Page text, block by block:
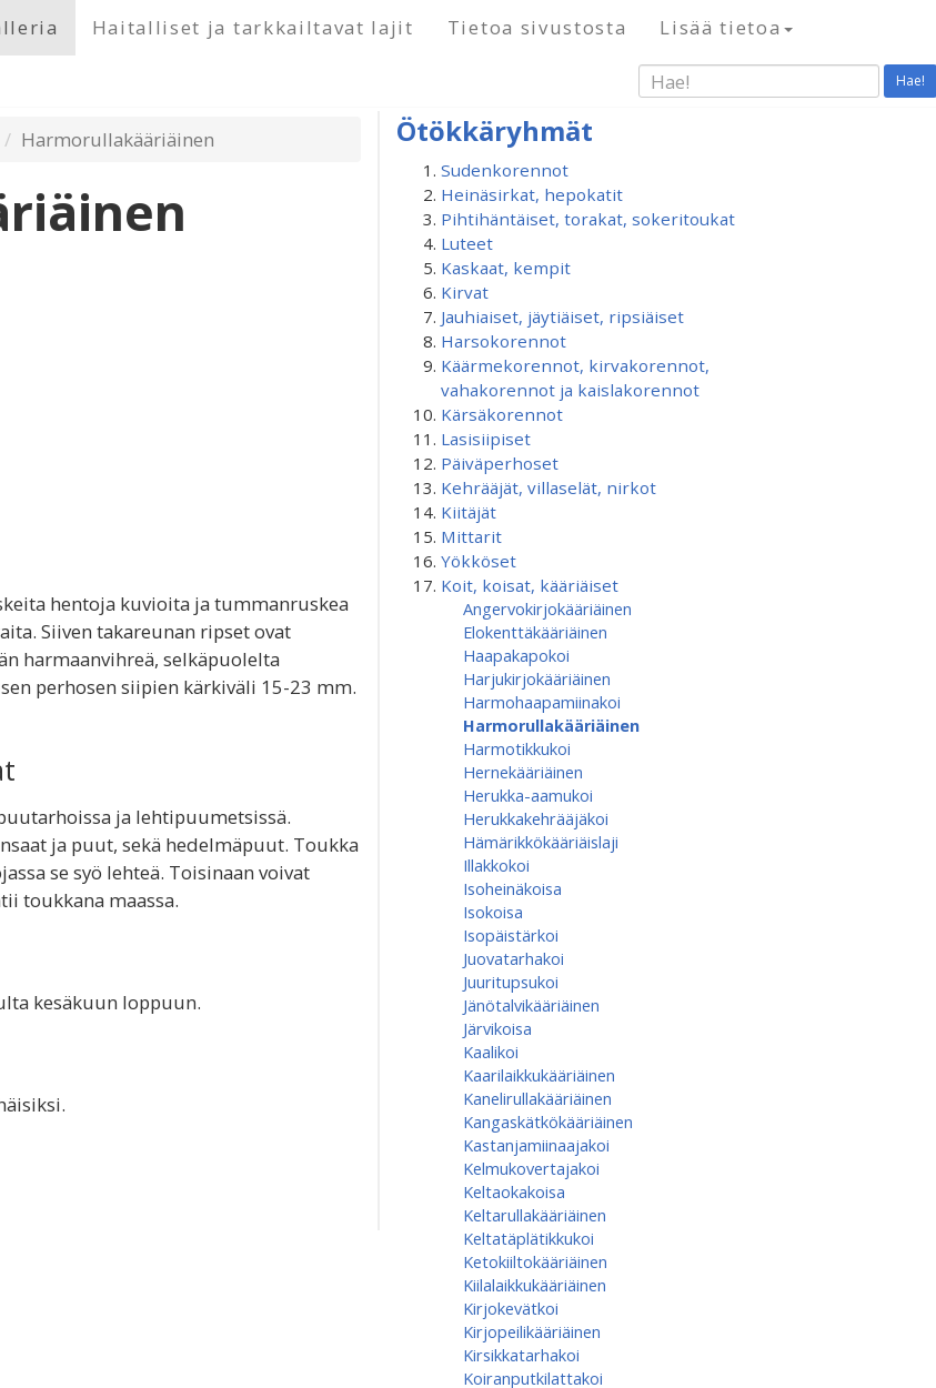
Haitalliset ja tarkkailtavat lajit Tietoa sivustosta Lisää tietoa
Hae!
Harmorullakääriäinen
hentoja kuvioita ja tummanruskea
Siiven takareunan ripset ovat
harmaanvihreä, selkäpuolelta
perhosen siipien kärkiväli 15-23 mm.
ja lehtipuumetsissä.
ja puut, sekä hedelmäpuut. Toukka
se syö lehteä. Toisinaan voivat
toukkana maassa.
kesäkuun loppuun.
Ötökkäryhmät
Sudenkorennot
Heinäsirkat, hepokatit
Pihtihäntäiset, torakat, sokeritoukat
Luteet
Kaskaat, kempit
Kirvat
Jauhiaiset, jäytiäiset, ripsiäiset
Harsokorennot
Käärmekorennot, kirvakorennot,
vahakorennot ja kaislakorennot
Kärsäkorennot
Lasisiipiset
Päiväperhoset
Kehrääjät, villaselät, nirkot
Kiitäjät
Mittarit
Yökköset
Koit, koisat, kääriäiset
Angervokirjokääriäinen
Elokenttäkääriäinen
Haapakapokoi
Harjukirjokääriäinen
Harmohaapamiinakoi
Harmorullakääriäinen
Harmotikkukoi
Hernekääriäinen
Herukka-aamukoi
Herukkakehrääjäkoi
Hämärikkökääriäislaji
Illakkokoi
Isoheinäkoisa
Isokoisa
Isopäistärkoi
Juovatarhakoi
Juuritupsukoi
Jänötalvikääriäinen
Järvikoisa
Kaalikoi
Kaarilaikkukääriäinen
Kanelirullakääriäinen
Kangaskätkökääriäinen
Kastanjamiinaajakoi
Kelmukovertajakoi
Keltaokakoisa
Keltarullakääriäinen
Keltatäplätikkukoi
Ketokiiltokääriäinen
Kiilalaikkukääriäinen
Kirjokevätkoi
Kirjopeilikääriäinen
Kirsikkatarhakoi
Koiranputkilattakoi